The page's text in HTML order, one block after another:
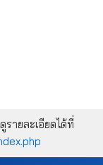
ายละเอียดได้ที่